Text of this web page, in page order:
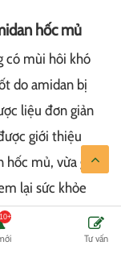
hốc mủ
có mùi hôi khó
do amidan bị
liệu đơn giản
giới thiệu
mủ, vừa giúp
lại sức khỏe
Tư vấn